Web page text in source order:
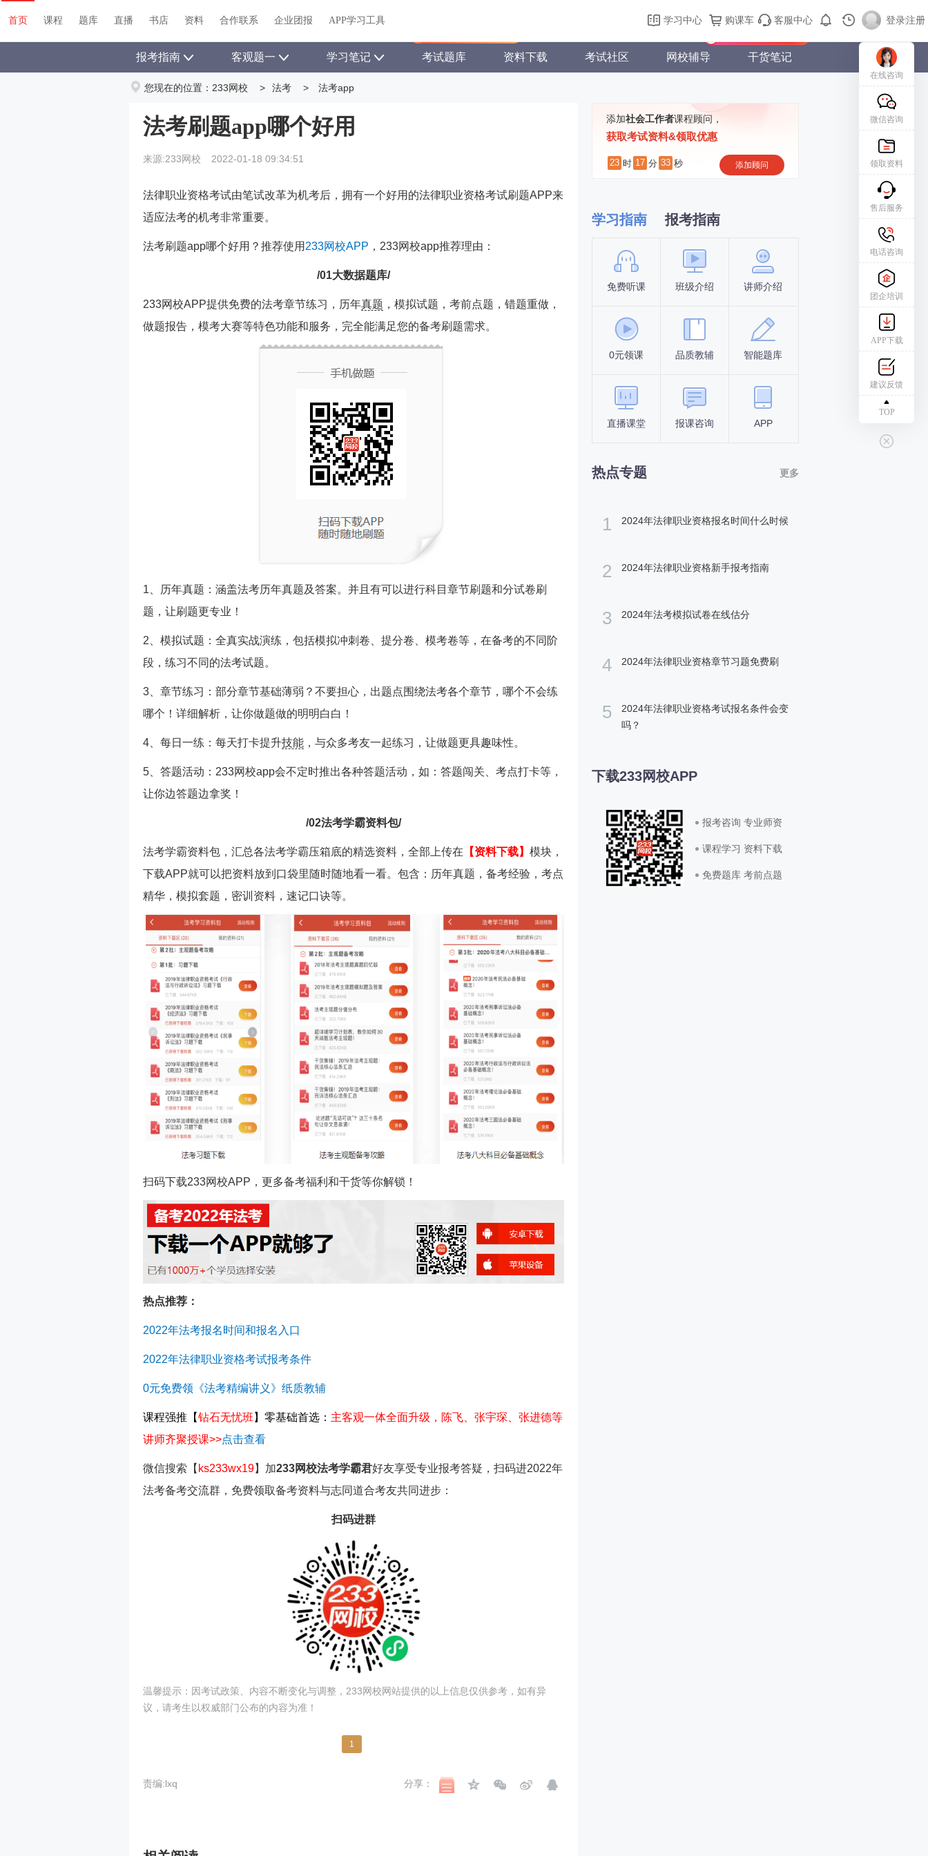
首页 课程 题库 直播 书店 资料 关于我们 帮助中心 购课车 登录/注册
首页 课程 题库 直播 书店 资料 合作联系 企业团报 APP学习工具 学习中心 购课车 客服中心 登录|注册
报考指南 客观题一 学习笔记 考试题库 资料下载 考试社区 网校辅导 干货笔记
您现在的位置： 233网校 > 法考 > 法考app
法考刷题app哪个好用
来源:233网校 2022-01-18 09:34:51
法律职业资格考试由笔试改革为机考后，拥有一个好用的法律职业资格考试刷题APP来
适应法考的机考非常重要。
法考刷题app哪个好用？推荐使用 233网校APP ，233网校app推荐理由：
/01大数据题库/
233网校APP提供免费的法考章节练习，历年真题 ，模拟试题，考前点题，错题重做，
做题报告，模考大赛等特色功能和服务，完全能满足您的备考刷题需求。
1、历年真题：涵盖法考历年真题及答案。并且有可以进行科目章节刷题和分试卷刷
题，让刷题更专业！
2、模拟试题：全真实战演练，包括模拟冲刺卷、提分卷、模考卷等，在备考的不同阶
段，练习不同的法考试题。
3、章节练习：部分章节基础薄弱？不要担心，出题点围绕法考各个章节，哪个不会练
哪个！详细解析，让你做题做的明明白白！
4、每日一练：每天打卡提升技能 ，与众多考友一起练习，让做题更具趣味性。
5、答题活动：233网校app会不定时推出各种答题活动，如：答题闯关、考点打卡等，
让你边答题边拿奖！
/02法考学霸资料包/
法考学霸资料包，汇总各法考学霸压箱底的精选资料，全部上传在 【资料下载】 模块，
下载APP就可以把资料放到口袋里随时随地看一看。包含：历年真题，备考经验，考点
精华，模拟套题，密训资料，速记口诀等。
扫码下载233网校APP，更多备考福利和干货等你解锁！
热点推荐：
2022年法考报名时间和报名入口
2022年法律职业资格考试报考条件
0元免费领《法考精编讲义》纸质教辅
课程强推 【钻石无忧班 】 零基础首选： 主客观一体全面升级，陈飞、张宇琛、张进德等
讲师齐聚授课>>点击查看
微信搜索【 ks233wx19】加233网校法考学霸君好友享受专业报考答疑 ，扫码进2022年
法考备考交流群，免费领取备考资料与志同道合考友共同进步：
扫码进群
温馨提示：因考试政策、内容不断变化与调整，233网校网站提供的以上信息仅供参考，如有异
议，请考生以权威部门公布的内容为准！
1
责编:lxq 分享：
添加社会工作者课程顾问，
获取考试资料&领取优惠
23 时 17 分 33 秒 添加顾问
学习指南 报考指南
免费听课 班级介绍 讲师介绍
0元领课 品质教辅 智能题库
直播课堂 报课咨询 APP
报名时间
考试时间
热点专题 更多
1 2024年法律职业资格报名时间什么时候
2 2024年法律职业资格新手报考指南
3 2024年法考模拟试卷在线估分
4 2024年法律职业资格章节习题免费刷
5
2024年法律职业资格考试报名条件会变
吗？
下载233网校APP
报考咨询 专业师资
课程学习 资料下载
免费题库 考前点题
在线咨询
微信咨询
领取资料
售后服务
电话咨询
团企培训
APP下载
建议反馈
TOP